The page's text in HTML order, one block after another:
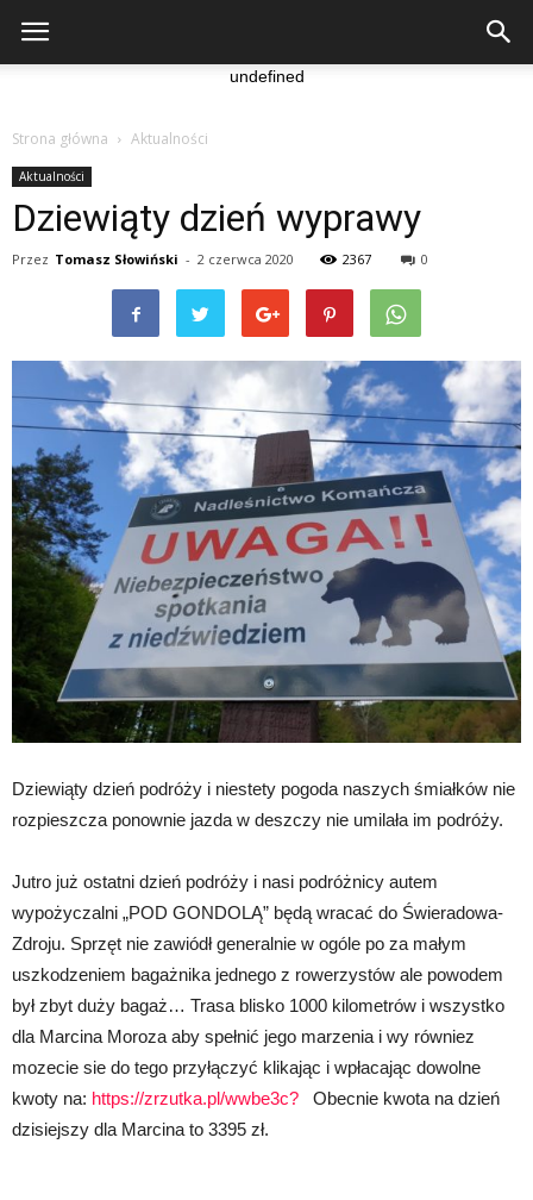
undefined
Strona główna Aktualności
Aktualności
Dziewiąty dzień wyprawy
Przez Tomasz Słowiński - 2 czerwca 2020 2367 0
Dziewiąty dzień podróży i niestety pogoda naszych śmiałków nie
rozpieszcza ponownie jazda w deszczy nie umilała im podróży.
Jutro już ostatni dzień podróży i nasi podróżnicy autem
wypożyczalni „POD GONDOLĄ” będą wracać do Świeradowa-
Zdroju. Sprzęt nie zawiódł generalnie w ogóle po za małym
uszkodzeniem bagażnika jednego z rowerzystów ale powodem
był zbyt duży bagaż… Trasa blisko 1000 kilometrów i wszystko
dla Marcina Moroza aby spełnić jego marzenia i wy równiez
mozecie sie do tego przyłączyć klikając i wpłacając dowolne
kwoty na: https://zrzutka.pl/wwbe3c? Obecnie kwota na dzień
dzisiejszy dla Marcina to 3395 zł.